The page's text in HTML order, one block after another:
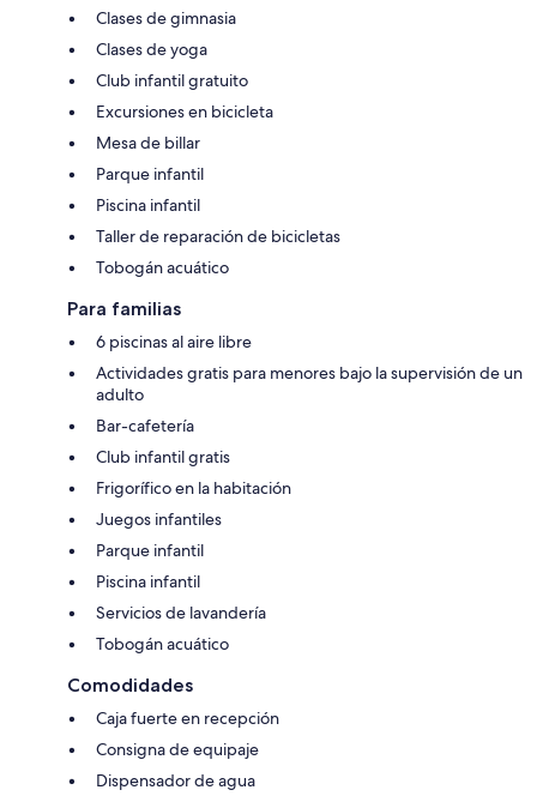
Clases de gimnasia
Clases de yoga
Club infantil gratuito
Excursiones en bicicleta
Mesa de billar
Parque infantil
Piscina infantil
Taller de reparación de bicicletas
Tobogán acuático
Para familias
6 piscinas al aire libre
Actividades gratis para menores bajo la supervisión de un
adulto
Bar-cafetería
Club infantil gratis
Frigorífico en la habitación
Juegos infantiles
Parque infantil
Piscina infantil
Servicios de lavandería
Tobogán acuático
Comodidades
Caja fuerte en recepción
Consigna de equipaje
Dispensador de agua